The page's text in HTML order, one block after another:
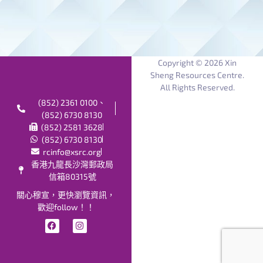
Copyright © 2026 Xin
Sheng Resources Centre.
All Rights Reserved.
(852) 2361 0100、
(852) 6730 8130
(852) 2581 3628
(852) 6730 8130
rcinfo@xsrc.org
香港九龍長沙灣郵政局
信箱80315號
關心穆宣，更快瀏覽資訊，
歡迎follow！！